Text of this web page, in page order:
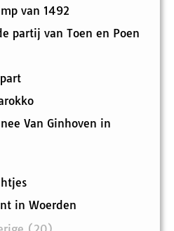
van 1492
partij van Toen en Poen
Van Ginhoven in
in Woerden